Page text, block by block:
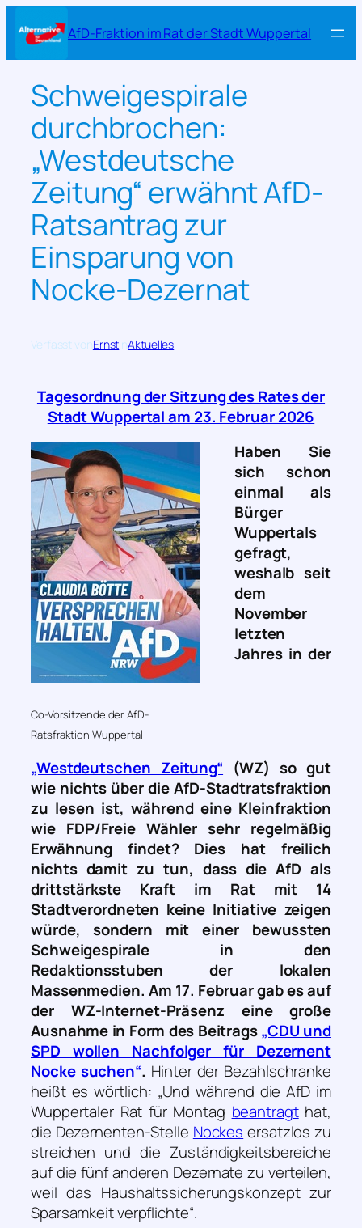
Inhalt
springen
AfD-Fraktion im Rat der Stadt Wuppertal
Schweigespirale
durchbrochen:
„Westdeutsche
Zeitung“ erwähnt AfD-
Ratsantrag zur
Einsparung von
Nocke-Dezernat
Verfasst vonErnstinAktuelles
Tagesordnung der Sitzung des Rates der
Stadt Wuppertal am 23. Februar 2026
Co-Vorsitzende der AfD-
Ratsfraktion Wuppertal
Haben Sie
sich schon
einmal als
Bürger
Wuppertals
gefragt,
weshalb seit
dem
November
letzten
Jahres in der
„Westdeutschen Zeitung“ (WZ) so gut
wie nichts über die AfD-Stadtratsfraktion
zu lesen ist, während eine Kleinfraktion
wie FDP/Freie Wähler sehr regelmäßig
Erwähnung findet? Dies hat freilich
nichts damit zu tun, dass die AfD als
drittstärkste Kraft im Rat mit 14
Stadtverordneten keine Initiative zeigen
würde, sondern mit einer bewussten
Schweigespirale in den
Redaktionsstuben der lokalen
Massenmedien. Am 17. Februar gab es auf
der WZ-Internet-Präsenz eine große
Ausnahme in Form des Beitrags„CDU und
SPD wollen Nachfolger für Dezernent
Nocke suchen“. Hinter der Bezahlschranke
heißt es wörtlich: „Und während die AfD im
Wuppertaler Rat für Montag beantragthat,
die Dezernenten-Stelle Nockes ersatzlos zu
streichen und die Zuständigkeitsbereiche
auf die fünf anderen Dezernate zu verteilen,
weil das Haushaltssicherungskonzept zur
Sparsamkeit verpflichte“.